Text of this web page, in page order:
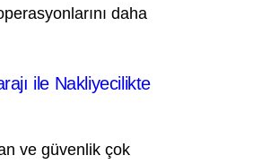
daha
ile Nakliyecilikte
ve güvenlik çok